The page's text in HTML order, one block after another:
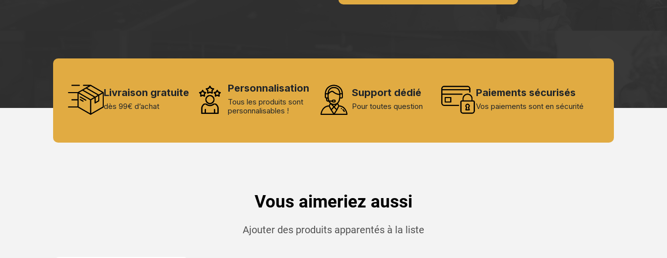
Livraison gratuite
dès 99€ d’achat
Personnalisation
Tous les produits sont
personnalisables !
Support dédié
Pour toutes question
Paiements sécurisés
Vos paiements sont en sécurité
Vous aimeriez aussi
Ajouter des produits apparentés à la liste